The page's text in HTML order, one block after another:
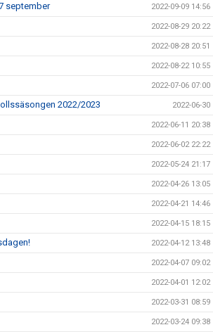
september 2022-09-09 14:56
2022-08-29 20:22
2022-08-28 20:51
2022-08-22 10:55
2022-07-06 07:00
2022/2023 2022-06-30
2022-06-11 20:38
2022-06-02 22:22
2022-05-24 21:17
2022-04-26 13:05
2022-04-21 14:46
2022-04-15 18:15
2022-04-12 13:48
2022-04-07 09:02
2022-04-01 12:02
2022-03-31 08:59
2022-03-24 09:38